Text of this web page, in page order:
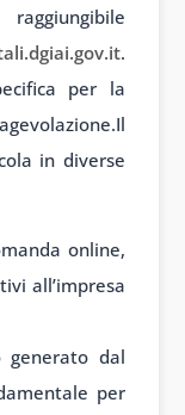
.
per la
in diverse
online,
all’impresa
generato dal
per